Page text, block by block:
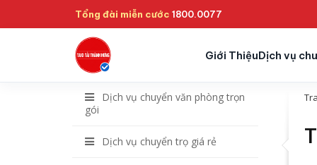
Tổng đài miễn cước 1800.0077
Giới ThiệuDịch vụ
Dịch vụ chuyển văn phòng trọn
gói
Dịch vụ chuyển trọ giá rẻ